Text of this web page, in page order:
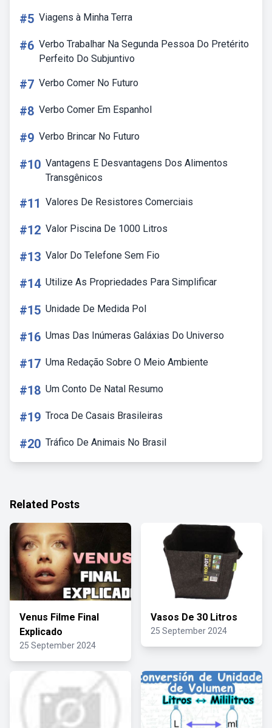
#5 Viagens à Minha Terra
#6 Verbo Trabalhar Na Segunda Pessoa Do Pretérito
Perfeito Do Subjuntivo
#7 Verbo Comer No Futuro
#8 Verbo Comer Em Espanhol
#9 Verbo Brincar No Futuro
#10 Vantagens E Desvantagens Dos Alimentos
Transgênicos
#11 Valores De Resistores Comerciais
#12 Valor Piscina De 1000 Litros
#13 Valor Do Telefone Sem Fio
#14 Utilize As Propriedades Para Simplificar
#15 Unidade De Medida Pol
#16 Umas Das Inúmeras Galáxias Do Universo
#17 Uma Redação Sobre O Meio Ambiente
#18 Um Conto De Natal Resumo
#19 Troca De Casais Brasileiras
#20 Tráfico De Animais No Brasil
Related Posts
Venus Filme Final
Explicado
25 September 2024
Vasos De 30 Litros
25 September 2024